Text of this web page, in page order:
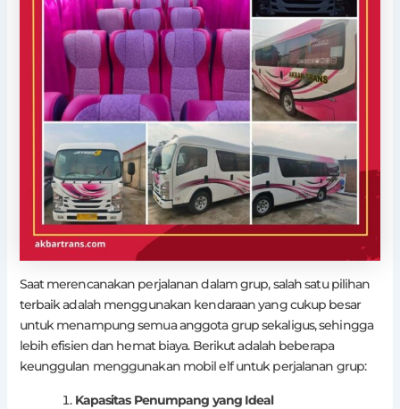
Saat merencanakan perjalanan dalam grup, salah satu pilihan
terbaik adalah menggunakan kendaraan yang cukup besar
untuk menampung semua anggota grup sekaligus, sehingga
lebih efisien dan hemat biaya. Berikut adalah beberapa
keunggulan menggunakan mobil elf untuk perjalanan grup:
Kapasitas Penumpang yang Ideal